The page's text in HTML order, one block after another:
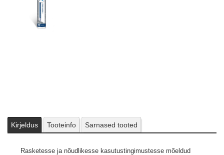
Kirjeldus Tooteinfo Sarnased tooted
Rasketesse ja nõudlikesse kasutustingimustesse mõeldud